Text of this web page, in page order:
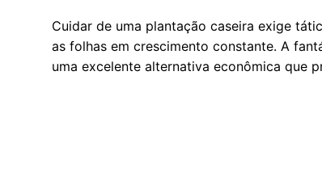
Cuidar de uma plantação caseira exige
as folhas em crescimento constante. A
uma excelente alternativa econômica que